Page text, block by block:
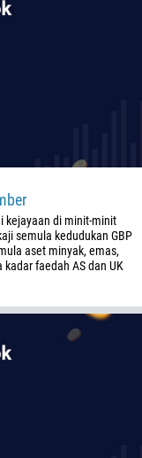
kejayaan di minit-minit
semula kedudukan GBP
aset minyak, emas,
faedah AS dan UK